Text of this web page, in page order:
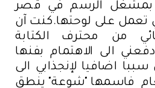
بمشغل الرسم في قصر
تعمل على لوحتها.كنت آن
من محترف الكتابة
الى الاهتمام بفنها
اضافيا لإنجذابي الى
فاسمها "شوعة" ينطق